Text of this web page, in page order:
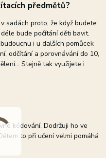
předmětů?
sadách proto, že když budete
bude počítání děti bavit.
i u dalších pomůcek
odčítání a porovnávání do 10,
Stejně tak využijete i
kódování. Dodržuji ho ve
to při učení velmi pomáhá